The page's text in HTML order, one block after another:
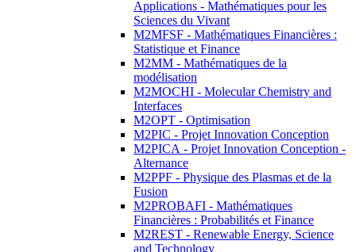
Applications - Mathématiques pour les
Sciences du Vivant
M2MFSF - Mathématiques Financières :
Statistique et Finance
M2MM - Mathématiques de la
modélisation
M2MOCHI - Molecular Chemistry and
Interfaces
M2OPT - Optimisation
M2PIC - Projet Innovation Conception
M2PICA - Projet Innovation Conception -
Alternance
M2PPF - Physique des Plasmas et de la
Fusion
M2PROBAFI - Mathématiques
Financières : Probabilités et Finance
M2REST - Renewable Energy, Science
and Technology